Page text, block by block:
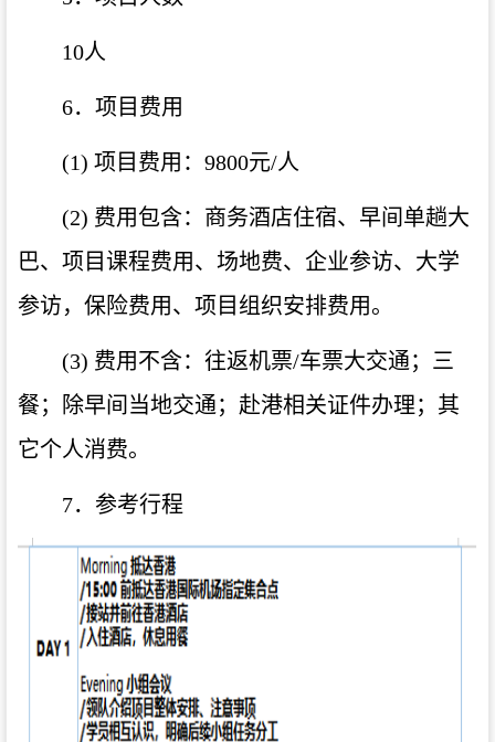
10人
6．项目费用
(1) 项目费用：9800元/人
(2) 费用包含：商务酒店住宿、早间单趟大
巴、项目课程费用、场地费、企业参访、大学
参访，保险费用、项目组织安排费用。
(3) 费用不含：往返机票/车票大交通；三
餐；除早间当地交通；赴港相关证件办理；其
它个人消费。
7．参考行程